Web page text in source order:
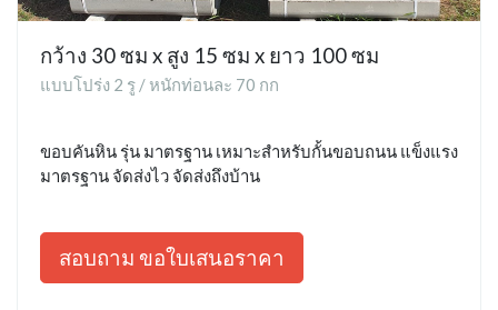
กว้าง 30 ซม x สูง 15 ซม x ยาว 100 ซม
แบบโปร่ง 2 รู / หนักท่อนละ 70 กก
ขอบคันหิน รุ่น มาตรฐาน เหมาะสำหรับกั้นขอบถนน แข็งแรง
มาตรฐาน จัดส่งไว จัดส่งถึงบ้าน
สอบถาม ขอใบเสนอราคา